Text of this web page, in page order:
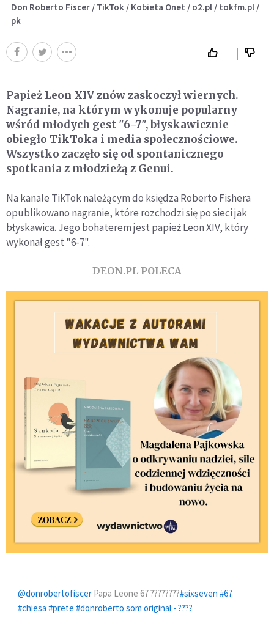
Don Roberto Fiscer / TikTok / Kobieta Onet / o2.pl / tokfm.pl /
pk
Papież Leon XIV znów zaskoczył wiernych.
Nagranie, na którym wykonuje popularny
wśród młodych gest "6-7", błyskawicznie
obiegło TikToka i media społecznościowe.
Wszystko zaczęło się od spontanicznego
spotkania z młodzieżą z Genui.
Na kanale TikTok należącym do księdza Roberto Fishera
opublikowano nagranie, które rozchodzi się po sieci jak
błyskawica. Jego bohaterem jest papież Leon XIV, który
wykonał gest "6-7".
DEON.PL POLECA
@donrobertofiscer Papa Leone 67 ????????#sixseven #67
#chiesa #prete #donroberto som original - ????